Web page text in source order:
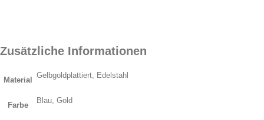
Zusätzliche Informationen
Material
Gelbgoldplattiert, Edelstahl
Farbe
Blau, Gold